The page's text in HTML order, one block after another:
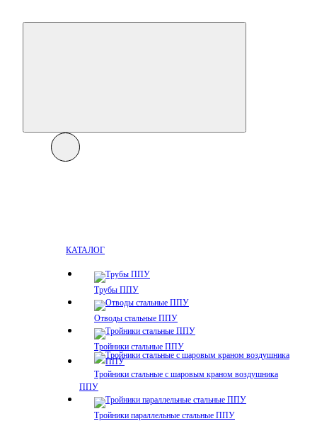
КАТАЛОГ
Трубы ППУ
Отводы стальные ППУ
Тройники стальные ППУ
Тройники стальные с шаровым краном воздушника
ППУ
Тройники параллельные стальные ППУ